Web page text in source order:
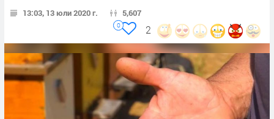
13:03, 13 юли 2020 г. 5,607
2
0